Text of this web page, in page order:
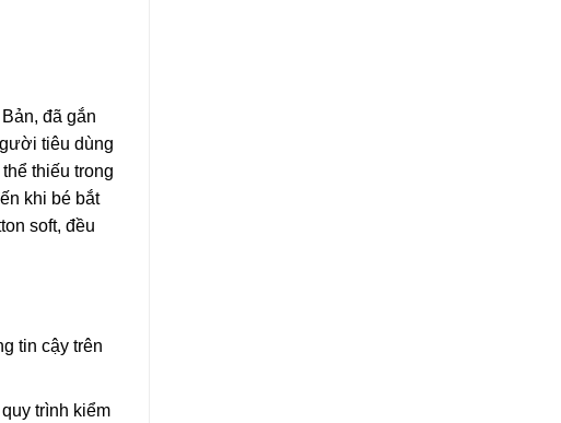
đã gắn
tiêu dùng
thiếu trong
khi bé bắt
soft, đều
tin cậy trên
trình kiểm